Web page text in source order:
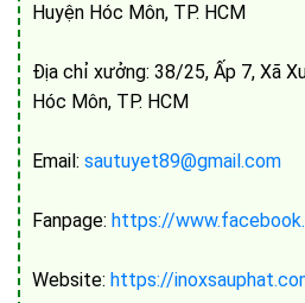
Huyện Hóc Môn, TP. HCM
Địa chỉ xưởng: 38/25, Ấp 7, Xã
Hóc Môn, TP. HCM
Email: sautuyet89@gmail.com
Fanpage: https://
Website: https://